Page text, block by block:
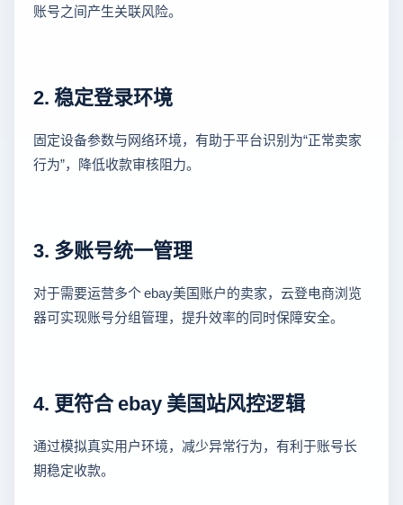
账号之间产生关联风险。
2. 稳定登录环境
固定设备参数与网络环境，有助于平台识别为“正常卖家
行为”，降低收款审核阻力。
3. 多账号统一管理
对于需要运营多个 ebay美国账户的卖家，云登电商浏览
器可实现账号分组管理，提升效率的同时保障安全。
4. 更符合 ebay 美国站风控逻辑
通过模拟真实用户环境，减少异常行为，有利于账号长
期稳定收款。